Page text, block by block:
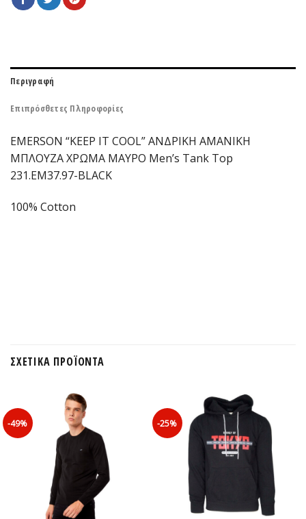
Περιγραφή
Επιπρόσθετες Πληροφορίες
EMERSON “KEEP IT COOL” ΑΝΔΡΙΚΗ ΑΜΑΝΙΚΗ
ΜΠΛΟΥΖΑ ΧΡΩΜΑ ΜΑΥΡΟ Men’s Tank Top
231.EM37.97-BLACK
100% Cotton
ΣΧΕΤΙΚΆ ΠΡΟΪΌΝΤΑ
-49% -25%